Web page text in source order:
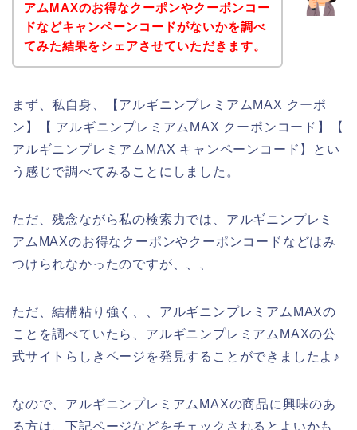
アムMAXのお得なクーポンやクーポンコー
ドなどキャンペーンコードがないかを調べ
てみた結果をシェアさせていただきます。
まず、私自身、【アルギニンプレミアムMAX クーポ
ン】【 アルギニンプレミアムMAX クーポンコード】【
アルギニンプレミアムMAX キャンペーンコード】とい
う感じで調べてみることにしました。
ただ、残念ながら私の検索力では、アルギニンプレミ
アムMAXのお得なクーポンやクーポンコードなどはみ
つけられなかったのですが、、、
ただ、結構粘り強く、、アルギニンプレミアムMAXの
ことを調べていたら、アルギニンプレミアムMAXの公
式サイトらしきページを発見することができましたよ♪
なので、アルギニンプレミアムMAXの商品に興味のあ
る方は、下記ページなどをチェックされるとよいかも